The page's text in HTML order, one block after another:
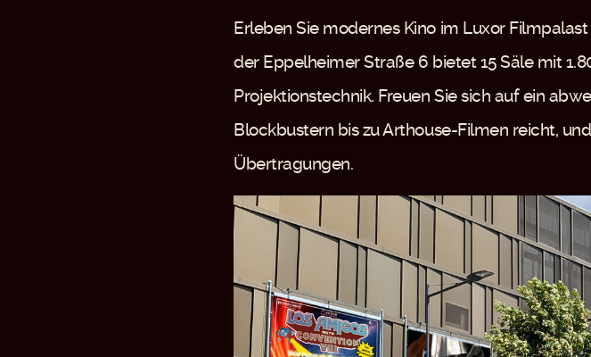
Erleben Sie modernes Kino im Luxor
der Eppelheimer Straße 6 bietet 15 Säle mit
Projektionstechnik. Freuen Sie sich auf ein
Blockbustern bis zu Arthouse-Filmen reicht,
Übertragungen.